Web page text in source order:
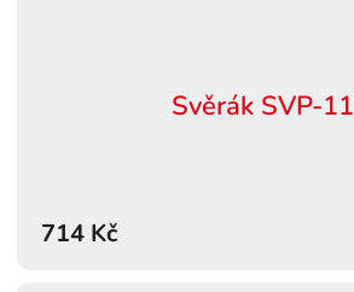
Svěrák SVP-
714 Kč